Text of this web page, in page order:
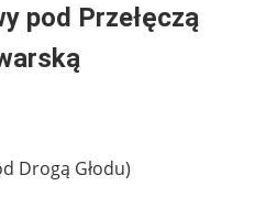
pod Przełęczą
Drogą Głodu)